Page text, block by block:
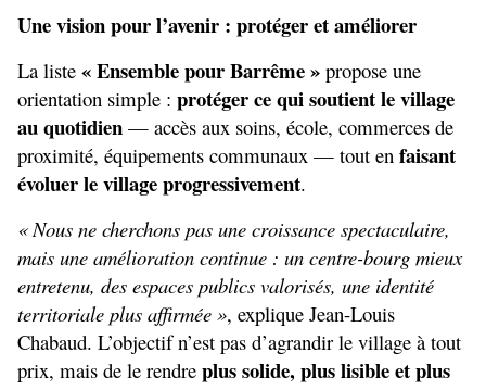
Une vision pour l’avenir : protéger et améliorer
La liste « Ensemble pour Barrême » propose une
orientation simple : protéger ce qui soutient le village
au quotidien — accès aux soins, école, commerces de
proximité, équipements communaux — tout en faisant
évoluer le village progressivement.
« Nous ne cherchons pas une croissance spectaculaire,
mais une amélioration continue : un centre-bourg mieux
entretenu, des espaces publics valorisés, une identité
territoriale plus affirmée », explique Jean-Louis
Chabaud. L’objectif n’est pas d’agrandir le village à tout
prix, mais de le rendre plus solide, plus lisible et plus